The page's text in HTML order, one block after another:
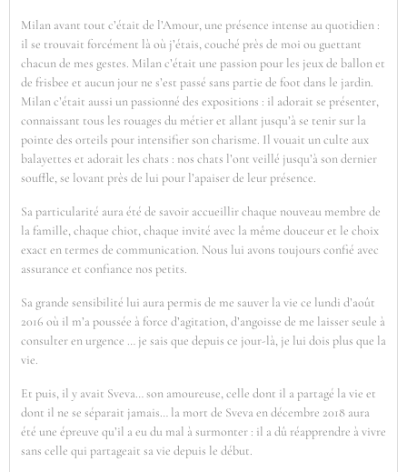
Milan avant tout c’était de l’Amour, une présence intense au quotidien :
il se trouvait forcément là où j’étais, couché près de moi ou guettant
chacun de mes gestes. Milan c’était une passion pour les jeux de ballon et
de frisbee et aucun jour ne s’est passé sans partie de foot dans le jardin.
Milan c’était aussi un passionné des expositions : il adorait se présenter,
connaissant tous les rouages du métier et allant jusqu’à se tenir sur la
pointe des orteils pour intensifier son charisme. Il vouait un culte aux
balayettes et adorait les chats : nos chats l’ont veillé jusqu’à son dernier
souffle, se lovant près de lui pour l’apaiser de leur présence.
Sa particularité aura été de savoir accueillir chaque nouveau membre de
la famille, chaque chiot, chaque invité avec la même douceur et le choix
exact en termes de communication. Nous lui avons toujours confié avec
assurance et confiance nos petits.
Sa grande sensibilité lui aura permis de me sauver la vie ce lundi d’août
2016 où il m’a poussée à force d’agitation, d’angoisse de me laisser seule à
consulter en urgence … je sais que depuis ce jour-là, je lui dois plus que la
vie.
Et puis, il y avait Sveva… son amoureuse, celle dont il a partagé la vie et
dont il ne se séparait jamais… la mort de Sveva en décembre 2018 aura
été une épreuve qu’il a eu du mal à surmonter : il a dû réapprendre à vivre
sans celle qui partageait sa vie depuis le début.